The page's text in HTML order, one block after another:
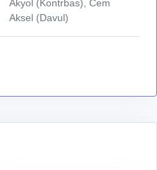
Akyol (Kontrbas), Cem
Aksel (Davul)